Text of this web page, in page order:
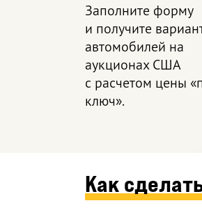
Заполните форму
и получите
автомобилей на
аукционах США
с расчетом цены
ключ».
Как